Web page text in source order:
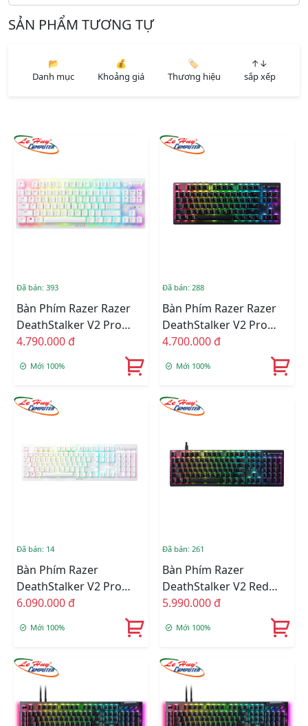
SẢN PHẨM TƯƠNG TỰ
📂
Danh mục
💰
Khoảng giá
🏷️
Thương hiệu
↑↓
sắp xếp
Đã bán: 393
Bàn Phím Razer Razer
DeathStalker V2 Pro
Tenkeyless White Edition
04373500-R3M1
4.790.000 đ
Mới 100%
Đã bán: 288
Bàn Phím Razer Razer
DeathStalker V2 Pro
Tenkeyless Red Switch
RZ03-04370100-R3M1
4.700.000 đ
Mới 100%
Đã bán: 14
Bàn Phím Razer
DeathStalker V2 Pro
White Edition Clicky
04363500-R3M1)
6.090.000 đ
Mới 100%
Đã bán: 261
Bàn Phím Razer
DeathStalker V2 Red
Switch RZ03-04360100-
5.990.000 đ
Mới 100%